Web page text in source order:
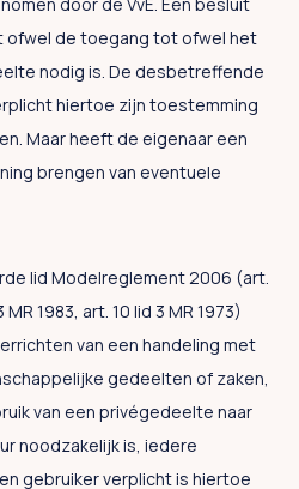
ofwel de toegang tot ofwel het
nodig is. De desbetreffende
hiertoe zijn toestemming
Maar heeft de eigenaar een
brengen van eventuele
lid Modelreglement 2006 (art.
1983, art. 10 lid 3 MR 1973)
van een handeling met
gedeelten of zaken,
van een privégedeelte naar
noodzakelijk is, iedere
gebruiker verplicht is hiertoe